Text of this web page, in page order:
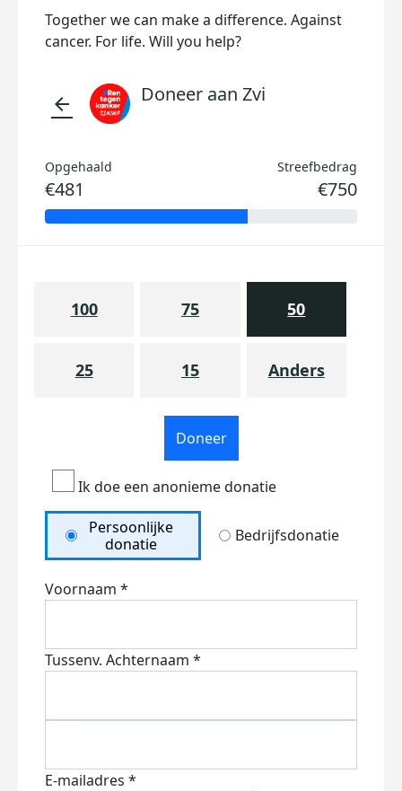
Together we can make a difference. Against
cancer. For life. Will you help?
arrow_back Doneer aan Zvi
Opgehaald
€481
Streefbedrag
€750
100 75 50
25 15 Anders
Doneer
Ik doe een anonieme donatie
Persoonlijke
donatie
Bedrijfsdonatie
Voornaam *
Tussenv. Achternaam *
E-mailadres *